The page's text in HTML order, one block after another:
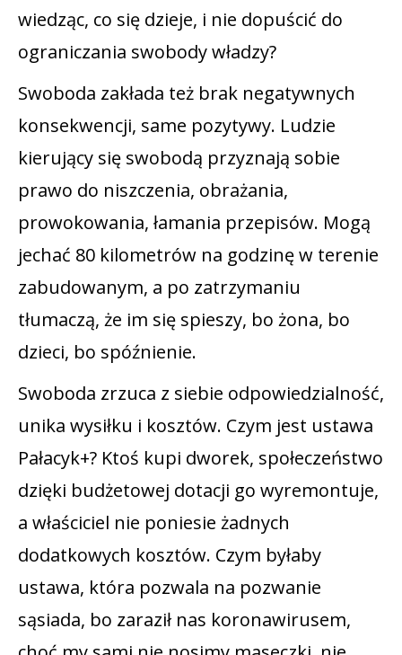
wiedząc, co się dzieje, i nie dopuścić do
ograniczania swobody władzy?
Swoboda zakłada też brak negatywnych
konsekwencji, same pozytywy. Ludzie
kierujący się swobodą przyznają sobie
prawo do niszczenia, obrażania,
prowokowania, łamania przepisów. Mogą
jechać 80 kilometrów na godzinę w terenie
zabudowanym, a po zatrzymaniu
tłumaczą, że im się spieszy, bo żona, bo
dzieci, bo spóźnienie.
Swoboda zrzuca z siebie odpowiedzialność,
unika wysiłku i kosztów. Czym jest ustawa
Pałacyk+? Ktoś kupi dworek, społeczeństwo
dzięki budżetowej dotacji go wyremontuje,
a właściciel nie poniesie żadnych
dodatkowych kosztów. Czym byłaby
ustawa, która pozwala na pozwanie
sąsiada, bo zaraził nas koronawirusem,